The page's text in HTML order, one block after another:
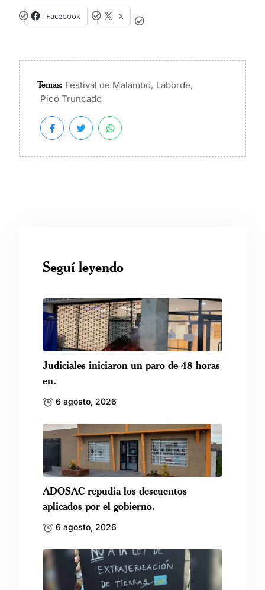
Facebook X
Temas: Festival de Malambo, Laborde,
Pico Truncado
Seguí leyendo
Judiciales iniciaron un paro de 48 horas
en.
6 agosto, 2026
ADOSAC repudia los descuentos
aplicados por el gobierno.
6 agosto, 2026